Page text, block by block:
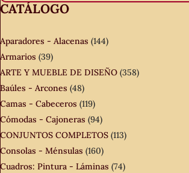
CATÁLOGO
Aparadores - Alacenas (144)
Armarios (39)
ARTE Y MUEBLE DE DISEÑO (358)
Baúles - Arcones (48)
Camas - Cabeceros (119)
Cómodas - Cajoneras (94)
CONJUNTOS COMPLETOS (113)
Consolas - Ménsulas (160)
Cuadros: Pintura - Láminas (74)